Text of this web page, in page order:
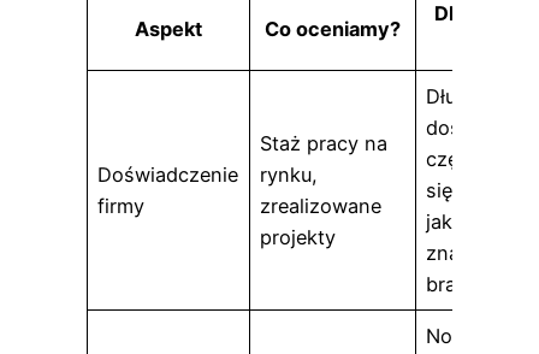
Aspekt Co oceniamy?
Dlaczego
Doświadczenie
firmy
Staż pracy na
rynku,
zrealizowane
projekty
Długie
często
się na
jakość i
znajomość
branży